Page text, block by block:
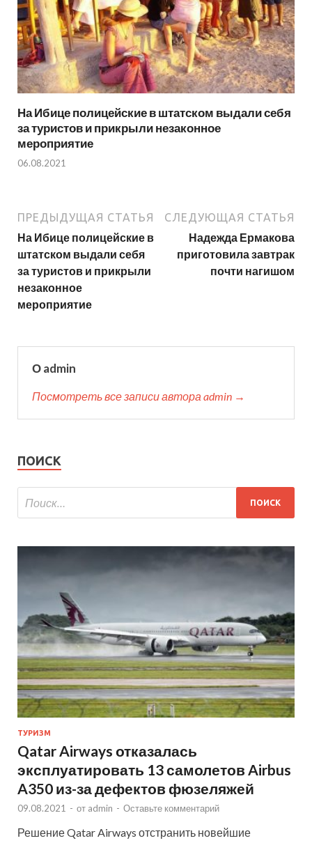
На Ибице полицейские в штатском выдали себя
за туристов и прикрыли незаконное
мероприятие
06.08.2021
ПРЕДЫДУЩАЯ СТАТЬЯ
На Ибице полицейские в
штатском выдали себя
за туристов и прикрыли
незаконное
мероприятие
СЛЕДУЮЩАЯ СТАТЬЯ
Надежда Ермакова
приготовила завтрак
почти нагишом
О admin
Посмотреть все записи автора admin →
ПОИСК
ТУРИЗМ
Qatar Airways отказалась
эксплуатировать 13 самолетов Airbus
A350 из-за дефектов фюзеляжей
09.08.2021 - от admin - Оставьте комментарий
Решение Qatar Airways отстранить новейшие